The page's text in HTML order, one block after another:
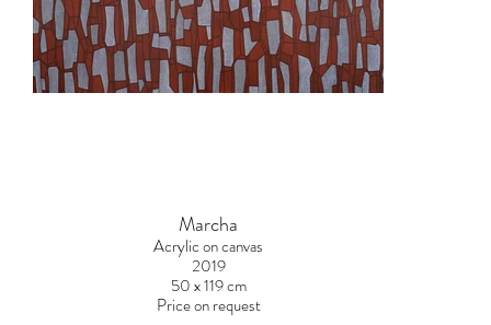
Marcha
Acrylic on canvas
2019
50 x 119 cm
Price on request